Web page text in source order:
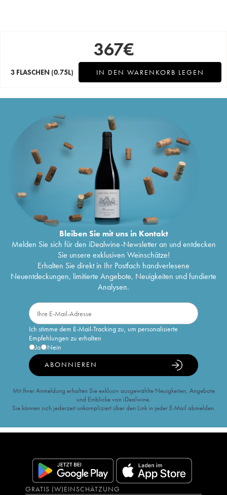
367€
3 FLASCHEN (0.75L) IN DEN WARENKORB LEGEN
Bleiben Sie mit uns in Kontakt
Melden Sie sich für den iDealwine-Newsletter an und entdecken
Sie unsere exklusiven Weinschätze!
Erhalten Sie direkt in Ihr Postfach handverlesene
Neuentdeckungen, limitierte Angebote, Neuigkeiten und fundierte
Analysen.
Ich stimme dem E-Mail-Tracking zu, um personalisierte
Empfehlungen zu erhalten
Ja
Nein
ABONNIEREN
Mit Ihrer Anmeldung erhalten Sie exklusiv ausgewählte Neuigkeiten, Angebote
und Einblicke von iDealwine.
Sie können sich jederzeit unkompliziert über den Link in jeder E-Mail abmelden.
GRATIS (W)EINSCHÄTZUNG